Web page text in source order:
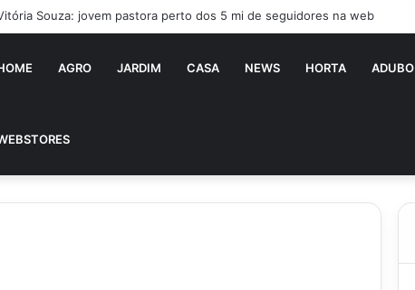
Souza: jovem pastora perto dos 5 mi de seguidores na web
AGRO JARDIM CASA NEWS HORTA ADUBO